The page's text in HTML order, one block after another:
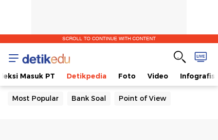
SCROLL TO CONTINUE WITH CONTENT
Masuk PT Detikpedia Foto Video Infografis
Most Popular Bank Soal Point of View